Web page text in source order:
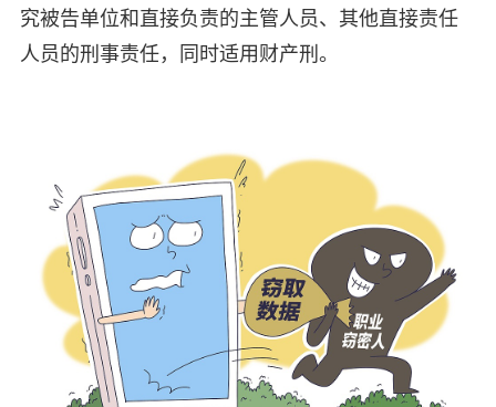
究被告单位和直接负责的主管人员、其他直接责任
人员的刑事责任，同时适用财产刑。